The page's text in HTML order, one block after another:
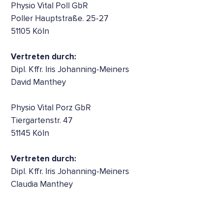
Physio Vital Poll GbR
Poller Hauptstraße. 25-27
51105 Köln
Vertreten durch:
Dipl. Kffr. Iris Johanning-Meiners
David Manthey
Physio Vital Porz GbR
Tiergartenstr. 47
51145 Köln
Vertreten durch:
Dipl. Kffr. Iris Johanning-Meiners
Claudia Manthey